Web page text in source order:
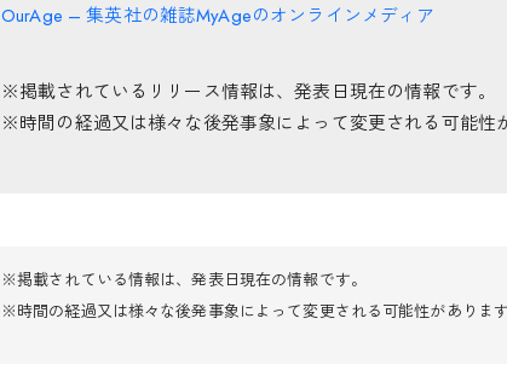
OurAge – 集英社の雑誌MyAgeのオンラインメディア
※掲載されているリリース情報は、発表日現在の情報です。
※時間の経過又は様々な後発事象によって変更される可能性
※掲載されている情報は、発表日現在の情報です。
※時間の経過又は様々な後発事象によって変更される可能性がありま